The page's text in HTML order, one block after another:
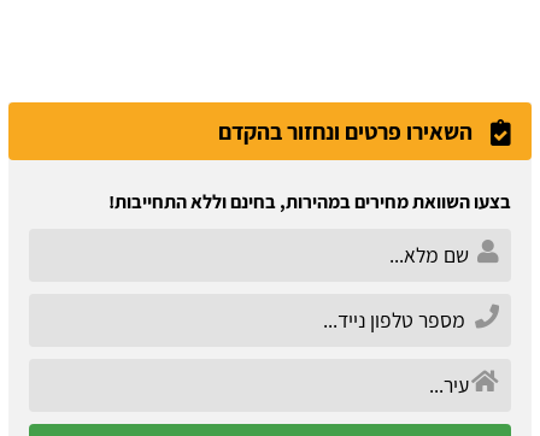
השאירו פרטים ונחזור בהקדם
בצעו השוואת מחירים במהירות, בחינם וללא התחייבות!